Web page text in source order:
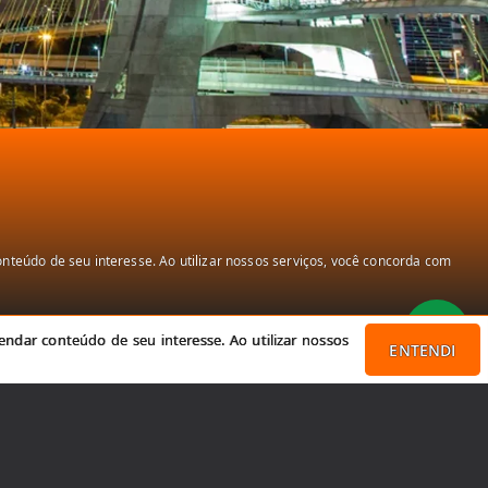
de seu interesse. Ao utilizar nossos serviços, você concorda com
conteúdo de seu interesse. Ao utilizar nossos ENTENDI